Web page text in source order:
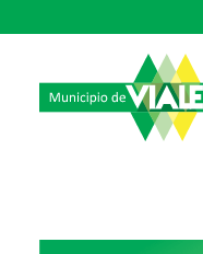
GOBIERNO